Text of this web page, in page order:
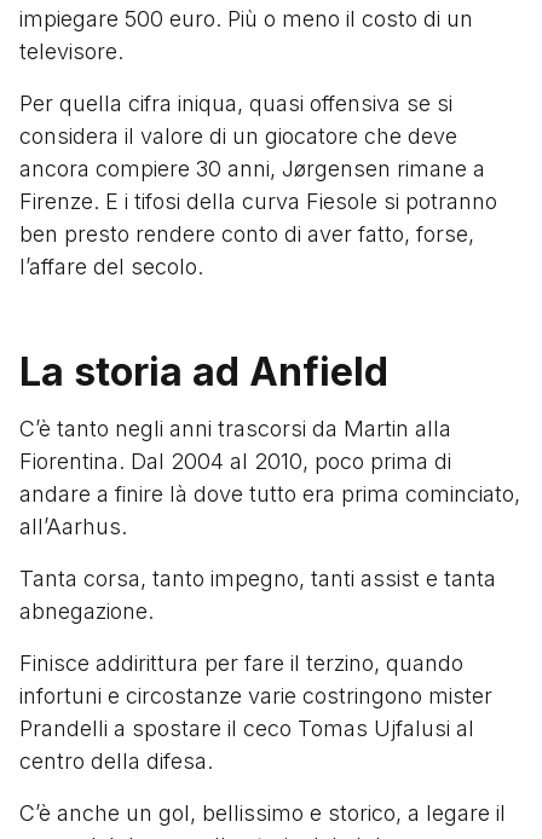
impiegare 500 euro. Più o meno il costo di un
televisore.
Per quella cifra iniqua, quasi offensiva se si
considera il valore di un giocatore che deve
ancora compiere 30 anni, Jørgensen rimane a
Firenze. E i tifosi della curva Fiesole si potranno
ben presto rendere conto di aver fatto, forse,
l’affare del secolo.
La storia ad Anfield
C’è tanto negli anni trascorsi da Martin alla
Fiorentina. Dal 2004 al 2010, poco prima di
andare a finire là dove tutto era prima cominciato,
all’Aarhus.
Tanta corsa, tanto impegno, tanti assist e tanta
abnegazione.
Finisce addirittura per fare il terzino, quando
infortuni e circostanze varie costringono mister
Prandelli a spostare il ceco Tomas Ujfalusi al
centro della difesa.
C’è anche un gol, bellissimo e storico, a legare il